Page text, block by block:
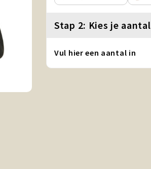
Stap 2: Kies je aantal
Vul hier een aantal in